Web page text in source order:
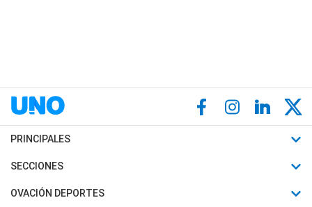
PRINCIPALES
Últimas Noticias
Política
SECCIONES
Horóscopo
OVACIÓN DEPORTES